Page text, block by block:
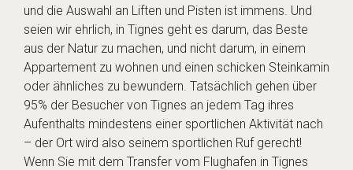
und die Auswahl an Liften und Pisten ist immens. Und
seien wir ehrlich, in Tignes geht es darum, das Beste
aus der Natur zu machen, und nicht darum, in einem
Appartement zu wohnen und einen schicken Steinkamin
oder ähnliches zu bewundern. Tatsächlich gehen über
95% der Besucher von Tignes an jedem Tag ihres
Aufenthalts mindestens einer sportlichen Aktivität nach
– der Ort wird also seinem sportlichen Ruf gerecht!
Wenn Sie mit dem Transfer vom Flughafen in Tignes